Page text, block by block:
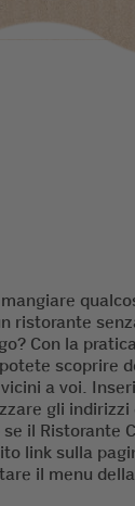
ristorante
Con la
scoprire
a voi.
gli indirizzi
il Ristorante
link sulla
il menu